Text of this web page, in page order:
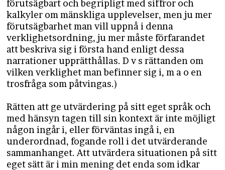
förutsägbart och begripligt med siffror och
kalkyler om mänskliga upplevelser, men ju mer
förutsägbarhet man vill uppnå i denna
verklighetsordning, ju mer måste förfarandet
att beskriva sig i första hand enligt dessa
narrationer upprätthållas. D v s rättanden om
vilken verklighet man befinner sig i, m a o en
trosfråga som påtvingas.)
Rätten att ge utvärdering på sitt eget språk och
med hänsyn tagen till sin kontext är inte möjligt
någon ingår i, eller förväntas ingå i, en
underordnad, fogande roll i det utvärderande
sammanhanget. Att utvärdera situationen på sitt
eget sätt är i min mening det enda som idkar